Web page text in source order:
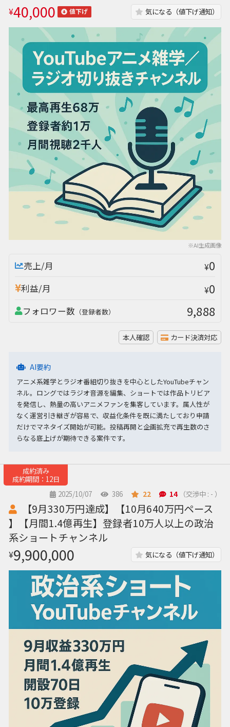
※AI生成画像
¥40,000 値下げ 気になる（値下げ通知）
売上/月 ¥0
利益/月 ¥0
フォロワー数 （登録者数） 9,888
本人確認 カード決済対応
AI要約
アニメ系雑学とラジオ番組切り抜きを中心としたYouTubeチャン
ネル。ロングではラジオ音源を編集、ショートでは作品トリビア
を発信し、熱量の高いアニメファンを集客しています。属人性が
なく運営引き継ぎが容易で、収益化条件を既に満たしており申請
だけでマネタイズ開始が可能。投稿再開と企画拡充で再生数のさ
らなる底上げが期待できる案件です。
成約済み
成約期間：12日
2025/10/07
386 22 14 （交渉中 : - ）
【9月330万円達成】【10月640万円ペース
】【月間1.4億再生】登録者10万人以上の政治
系ショートチャンネル
¥9,900,000 気になる（値下げ通知）